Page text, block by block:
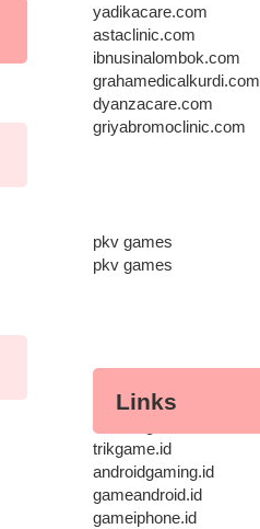
yadikacare.com
astaclinic.com
ibnusinalombok.com
grahamedicalkurdi.com
dyanzacare.com
griyabromoclinic.com
pkv games
pkv games
Links
trikgame.id
androidgaming.id
gameandroid.id
gameiphone.id